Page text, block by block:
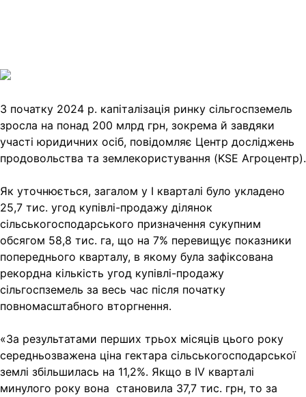
Link
Print
З початку 2024 р. капіталізація ринку сільгоспземель
зросла на понад 200 млрд грн, зокрема й завдяки
участі юридичних осіб, повідомляє Центр досліджень
продовольства та землекористування (KSE Агроцентр).
Як уточнюється, загалом у І кварталі було укладено
25,7 тис. угод купівлі-продажу ділянок
сільськогосподарського призначення сукупним
обсягом 58,8 тис. га, що на 7% перевищує показники
попереднього кварталу, в якому була зафіксована
рекордна кількість угод купівлі-продажу
сільгоспземель за весь час після початку
повномасштабного вторгнення.
«За результатами перших трьох місяців цього року
середньозважена ціна гектара сільськогосподарської
землі збільшилась на 11,2%. Якщо в IV кварталі
минулого року вона становила 37,7 тис. грн, то за